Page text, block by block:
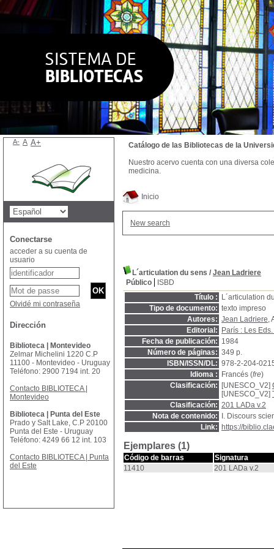
Inicio
New search
L´articulation du sens / Jean Ladriere
Público
ISBD
Título :
L´articulation
Tipo de documento: texto impreso
Autores: Jean Ladriere,
Editorial:
París : Les
Fecha de publicación: 1984
Número de páginas: 349 p.
ISBN/ISSN/DL: 978-2-204-
Idioma :
Francés (fre)
Clasificación:
[UNESCO_V2]
[UNESCO_V2]
Clasificación: 201 LADa v.2
Nota de contenido:
I. Discours
Link:
https://
Ejemplares (1)
Código de barras
Signatura
11410
201 LADa v.2
Catálogo de las Bibliotecas de la
Nuestro acervo cuenta con una diversa
medicina.
A- A A+
Conectarse
acceder a su cuenta de
usuario
Olvidé mi contraseña
Dirección
Biblioteca | Montevideo
Zelmar Michelini 1220 C.P
11100 - Montevideo - Uruguay
Teléfono: 2900 7194 int. 20
Contacto BIBLIOTECA |
Montevideo
Biblioteca | Punta del Este
Prado y Salt Lake, C.P 20100
Punta del Este - Uruguay
Teléfono: 4249 66 12 int. 103
Contacto BIBLIOTECA | Punta
del Este